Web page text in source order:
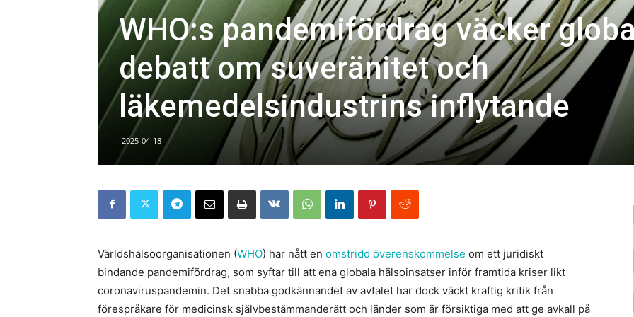
WHO:s pandemifördrag väcker
debatt om suveränitet och
läkemedelsindustrins inflytande
2025-04-18
Världshälsoorganisationen (WHO) har nått en omstridd överenskommelse om ett juridiskt
bindande pandemifördrag, som syftar till att ena globala hälsoinsatser inför framtida kriser likt
coronaviruspandemin. Det snabba godkännandet av avtalet har dock väckt kraftig kritik från
förespråkare för medicinsk självbestämmanderätt och länder som är försiktiga med att ge avkall på